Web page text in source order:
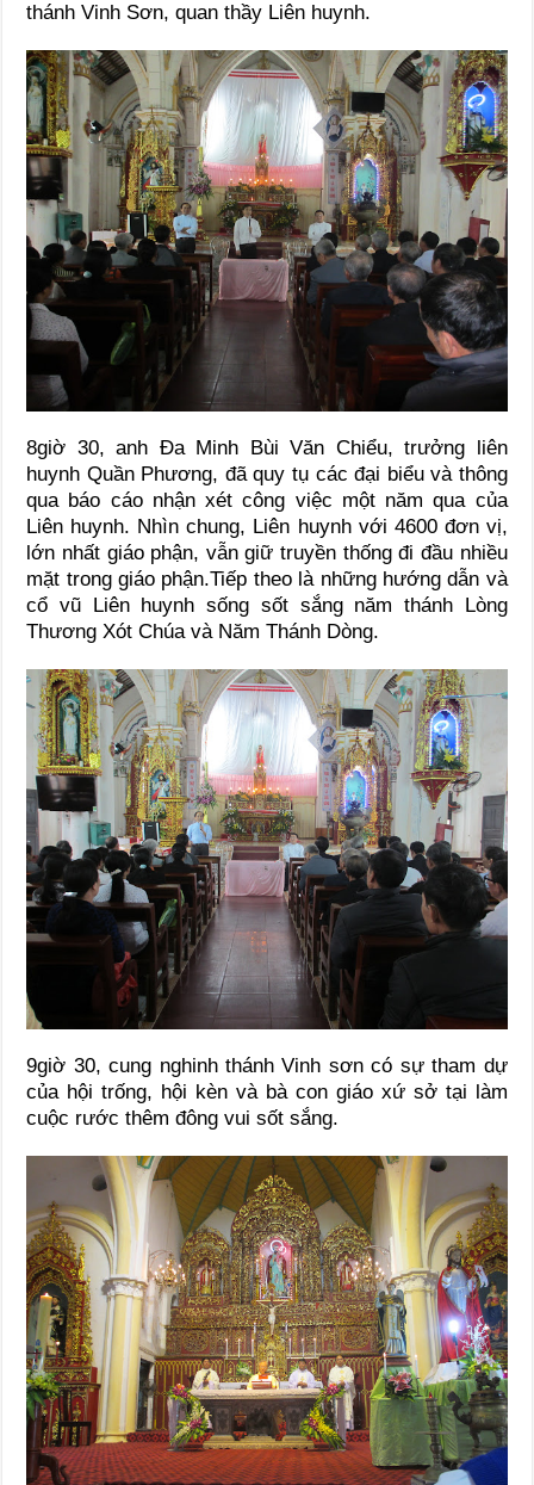
thánh Vinh Sơn, quan thầy Liên huynh.
8giờ 30, anh Đa Minh Bùi Văn Chiểu, trưởng liên
huynh Quần Phương, đã quy tụ các đại biểu và thông
qua báo cáo nhận xét công việc một năm qua của
Liên huynh. Nhìn chung, Liên huynh với 4600 đơn vị,
lớn nhất giáo phận, vẫn giữ truyền thống đi đầu nhiều
mặt trong giáo phận.Tiếp theo là những hướng dẫn và
cổ vũ Liên huynh sống sốt sắng năm thánh Lòng
Thương Xót Chúa và Năm Thánh Dòng.
9giờ 30, cung nghinh thánh Vinh sơn có sự tham dự
của hội trống, hội kèn và bà con giáo xứ sở tại làm
cuộc rước thêm đông vui sốt sắng.